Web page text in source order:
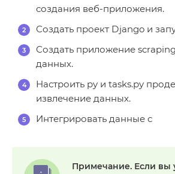
создания веб-приложения.
Создать проект Django и
Создать приложение
данных.
Настроить py и tasks.py
извлечение данных.
Интегрировать данные с
Примечание. Если вы